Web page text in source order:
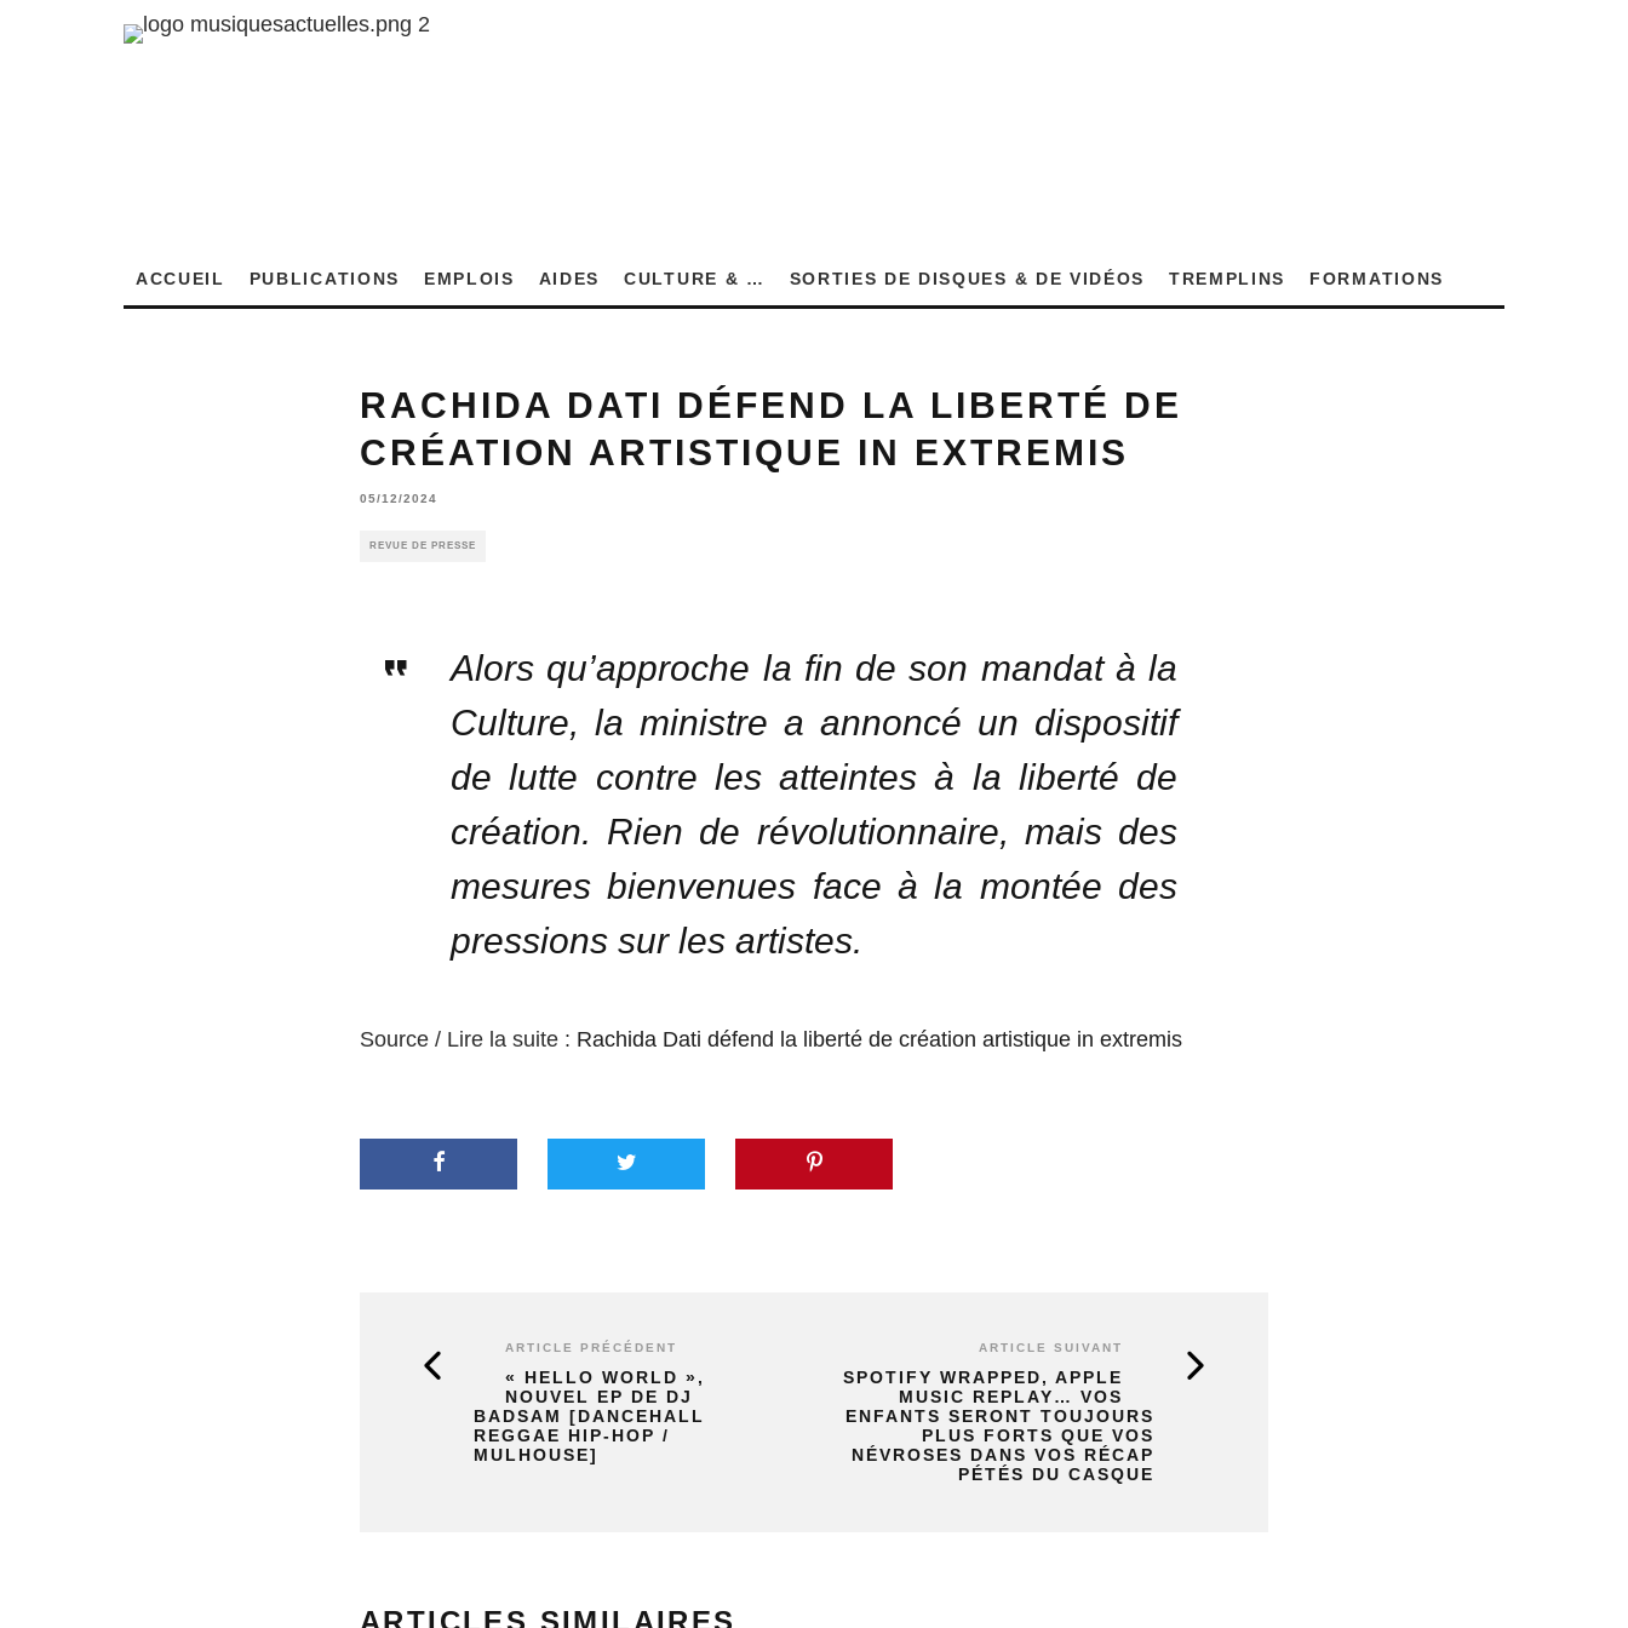
ACCUEIL PUBLICATIONS EMPLOIS AIDES CULTURE & … SORTIES DE DISQUES & DE VIDÉOS TREMPLINS FORMATIONS
RACHIDA DATI DÉFEND LA LIBERTÉ DE
CRÉATION ARTISTIQUE IN EXTREMIS
05/12/2024
REVUE DE PRESSE
Alors qu’approche la fin de son mandat à la
Culture, la ministre a annoncé un dispositif
de lutte contre les atteintes à la liberté de
création. Rien de révolutionnaire, mais des
mesures bienvenues face à la montée des
pressions sur les artistes.
Source / Lire la suite : Rachida Dati défend la liberté de création artistique in extremis
ARTICLE PRÉCÉDENT
« HELLO WORLD »,
NOUVEL EP DE DJ
BADSAM [DANCEHALL
REGGAE HIP-HOP /
MULHOUSE]
ARTICLE SUIVANT
SPOTIFY WRAPPED, APPLE
MUSIC REPLAY… VOS
ENFANTS SERONT TOUJOURS
PLUS FORTS QUE VOS
NÉVROSES DANS VOS RÉCAP
PÉTÉS DU CASQUE
ARTICLES SIMILAIRES